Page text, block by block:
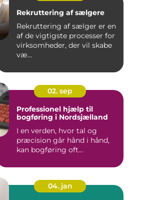
Rekruttering af sælgere
Rekruttering af sælger er en
af de vigtigste processer for
virksomheder, der vil skabe
væ...
02. sep
Professionel hjælp til
bogføring i Nordsjælland
I en verden, hvor tal og
præcision går hånd i hånd,
kan bogføring oft...
04. jan